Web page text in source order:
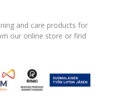
and care products for
our online store or find